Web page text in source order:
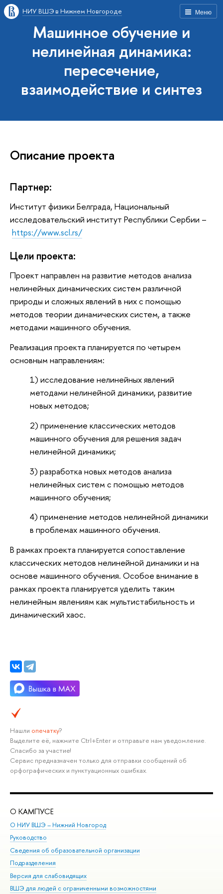
Меню
НИУ ВШЭ в Нижнем Новгороде
Машинное обучение и
нелинейная динамика:
пересечение,
взаимодействие и синтез
Описание проекта
Партнер:
Институт физики Белграда, Национальный
исследовательский институт Республики Сербии –
https://www.scl.rs/
Цели проекта:
Проект направлен на развитие методов анализа
нелинейных динамических систем различной
природы и сложных явлений в них с помощью
методов теории динамических систем, а также
методами машинного обучения.
Реализация проекта планируется по четырем
основным направлениям:
1) исследование нелинейных явлений
методами нелинейной динамики, развитие
новых методов;
2) применение классических методов
машинного обучения для решения задач
нелинейной динамики;
3) разработка новых методов анализа
нелинейных систем с помощью методов
машинного обучения;
4) применение методов нелинейной динамики
в проблемах машинного обучения.
В рамках проекта планируется сопоставление
классических методов нелинейной динамики и на
основе машинного обучения. Особое внимание в
рамках проекта планируется уделить таким
нелинейным явлениям как мультистабильность и
динамический хаос.
Нашли опечатку?
Выделите её, нажмите Ctrl+Enter и отправьте нам уведомление.
Спасибо за участие!
Сервис предназначен только для отправки сообщений об
орфографических и пунктуационных ошибках.
О КАМПУСЕ
О НИУ ВШЭ – Нижний Новгород
Руководство
Сведения об образовательной организации
Подразделения
Версия для слабовидящих
ВШЭ для людей с ограниченными возможностями